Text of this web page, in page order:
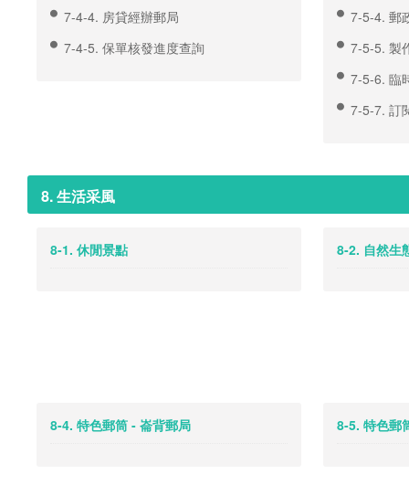
7-4-4. 房貸經辦郵局
7-4-5. 保單核發進度查詢
7-5-4. 郵
7-5-5. 製
7-5-6. 臨
7-5-7. 訂
8. 生活采風
8-1. 休閒景點 8-2. 自然生
8-4. 特色郵筒 - 崙背郵局 8-5. 特色郵